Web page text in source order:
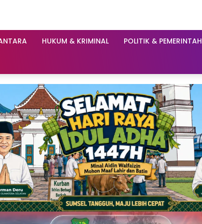
HUKUM & KRIMINAL POLITIK & PEMERINTAH